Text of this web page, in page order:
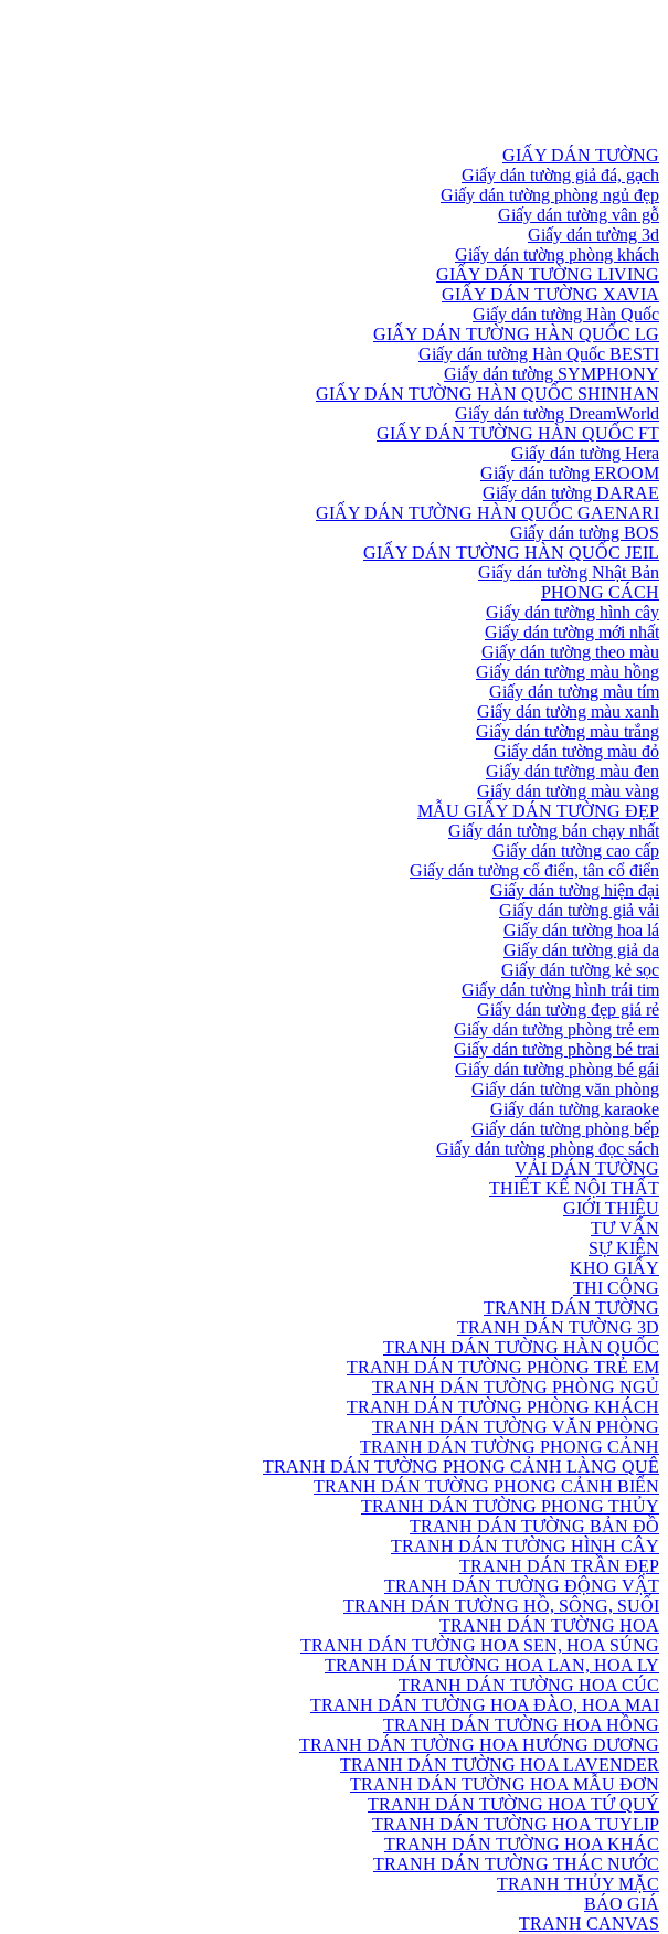
GIẤY DÁN TƯỜNG
Giấy dán tường giả đá, gạch
Giấy dán tường phòng ngủ đẹp
Giấy dán tường vân gỗ
Giấy dán tường 3d
Giấy dán tường phòng khách
GIẤY DÁN TƯỜNG LIVING
GIẤY DÁN TƯỜNG XAVIA
Giấy dán tường Hàn Quốc
GIẤY DÁN TƯỜNG HÀN QUỐC LG
Giấy dán tường Hàn Quốc BESTI
Giấy dán tường SYMPHONY
GIẤY DÁN TƯỜNG HÀN QUỐC SHINHAN
Giấy dán tường DreamWorld
GIẤY DÁN TƯỜNG HÀN QUỐC FT
Giấy dán tường Hera
Giấy dán tường EROOM
Giấy dán tường DARAE
GIẤY DÁN TƯỜNG HÀN QUỐC GAENARI
Giấy dán tường BOS
GIẤY DÁN TƯỜNG HÀN QUỐC JEIL
Giấy dán tường Nhật Bản
PHONG CÁCH
Giấy dán tường hình cây
Giấy dán tường mới nhất
Giấy dán tường theo màu
Giấy dán tường màu hồng
Giấy dán tường màu tím
Giấy dán tường màu xanh
Giấy dán tường màu trắng
Giấy dán tường màu đỏ
Giấy dán tường màu đen
Giấy dán tường màu vàng
MẪU GIẤY DÁN TƯỜNG ĐẸP
Giấy dán tường bán chạy nhất
Giấy dán tường cao cấp
Giấy dán tường cổ điển, tân cổ điển
Giấy dán tường hiện đại
Giấy dán tường giả vải
Giấy dán tường hoa lá
Giấy dán tường giả da
Giấy dán tường kẻ sọc
Giấy dán tường hình trái tim
Giấy dán tường đẹp giá rẻ
Giấy dán tường phòng trẻ em
Giấy dán tường phòng bé trai
Giấy dán tường phòng bé gái
Giấy dán tường văn phòng
Giấy dán tường karaoke
Giấy dán tường phòng bếp
Giấy dán tường phòng đọc sách
VẢI DÁN TƯỜNG
THIẾT KẾ NỘI THẤT
GIỚI THIỆU
TƯ VẤN
SỰ KIỆN
KHO GIẤY
THI CÔNG
TRANH DÁN TƯỜNG
TRANH DÁN TƯỜNG 3D
TRANH DÁN TƯỜNG HÀN QUỐC
TRANH DÁN TƯỜNG PHÒNG TRẺ EM
TRANH DÁN TƯỜNG PHÒNG NGỦ
TRANH DÁN TƯỜNG PHÒNG KHÁCH
TRANH DÁN TƯỜNG VĂN PHÒNG
TRANH DÁN TƯỜNG PHONG CẢNH
TRANH DÁN TƯỜNG PHONG CẢNH LÀNG QUÊ
TRANH DÁN TƯỜNG PHONG CẢNH BIỂN
TRANH DÁN TƯỜNG PHONG THỦY
TRANH DÁN TƯỜNG BẢN ĐỒ
TRANH DÁN TƯỜNG HÌNH CÂY
TRANH DÁN TRẦN ĐẸP
TRANH DÁN TƯỜNG ĐỘNG VẬT
TRANH DÁN TƯỜNG HỒ, SÔNG, SUỐI
TRANH DÁN TƯỜNG HOA
TRANH DÁN TƯỜNG HOA SEN, HOA SÚNG
TRANH DÁN TƯỜNG HOA LAN, HOA LY
TRANH DÁN TƯỜNG HOA CÚC
TRANH DÁN TƯỜNG HOA ĐÀO, HOA MAI
TRANH DÁN TƯỜNG HOA HỒNG
TRANH DÁN TƯỜNG HOA HƯỚNG DƯƠNG
TRANH DÁN TƯỜNG HOA LAVENDER
TRANH DÁN TƯỜNG HOA MẪU ĐƠN
TRANH DÁN TƯỜNG HOA TỨ QUÝ
TRANH DÁN TƯỜNG HOA TUYLIP
TRANH DÁN TƯỜNG HOA KHÁC
TRANH DÁN TƯỜNG THÁC NƯỚC
TRANH THỦY MẶC
BÁO GIÁ
TRANH CANVAS